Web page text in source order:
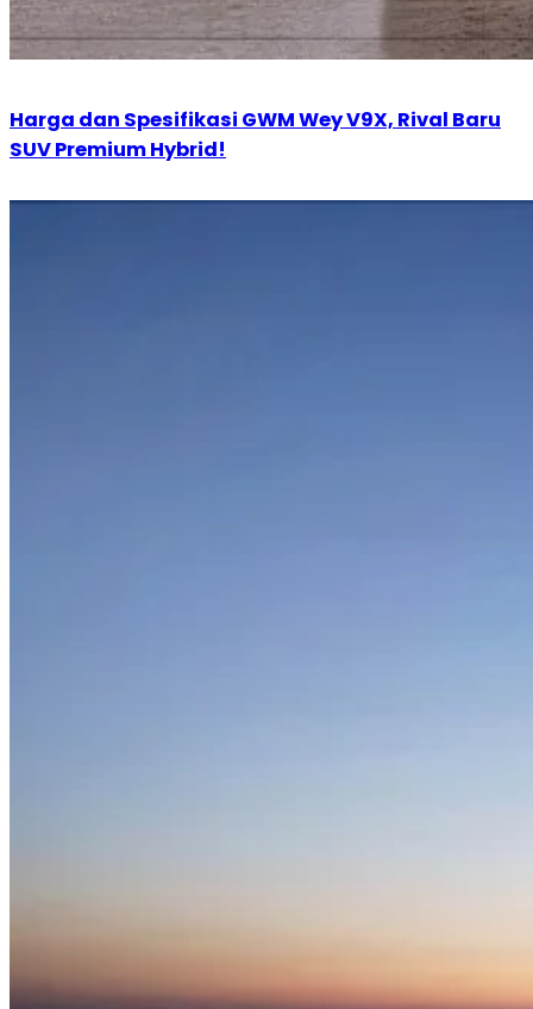
Harga dan Spesifikasi GWM Wey V9X, Rival Baru
SUV Premium Hybrid!